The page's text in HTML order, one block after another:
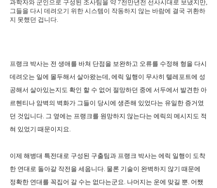
과학자와 군인으로 구성된 조사팀을 약 7천만년전 선사시대로 보냈지만,
그들을 다시 데려오기 위한 시스템이 작동하지 않는 바람에 결국 귀환하
지 못했던 겁니다.
프랭크 박사는 전 생애를 바쳐 단점을 보완하고 오류를 수정해 형을 다시
데려오는 일에 몰두해서 살아왔는데, 에릭 일행이 무사히 텔레포트에 성
공해서 살아있는지도 확인 할 수 없어 절망하던 중에 서두에서 발견한 아
르헨티나 암벽의 벽화가 그들이 당시에 생존해 있었다는 유일한 증거였
던 것입니다. 그 옆에는 프랭크를 원망하지 않는다는 에릭의 메시지도 적
혀 있었기 때문이지요.
이제 해병대 특전대로 구성된 구출팀과 프랭크 박사는 에릭 일행이 도착
한 연대로 돌아갈 작전을 세웁니다. 물론 기술이 완벽하지 않기 때문에
정확한 연대를 꼭집어 갈 수는 없다는군요. 나머지는 운에 맞길 뿐. 어쨌